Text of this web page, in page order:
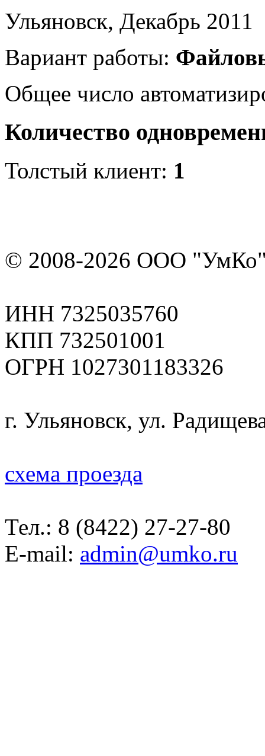
Ульяновск, Декабрь 2011
Вариант работы:
Общее число
Количество
Толстый клиент: 1
© 2008-2026 ООО
ИНН 7325035760
КПП 732501001
ОГРН 1027301183326
г. Ульяновск, ул.
схема проезда
Тел.: 8 (8422) 27-27-80
E-mail: admin@umko.ru